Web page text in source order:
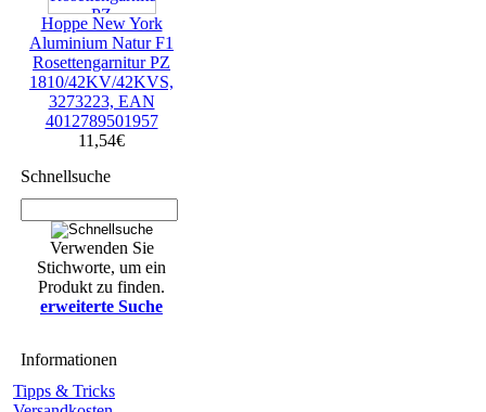
Hoppe New York
Aluminium Natur F1
Rosettengarnitur PZ
1810/42KV/42KVS,
3273223, EAN
4012789501957
11,54€
Schnellsuche
Verwenden Sie
Stichworte, um ein
Produkt zu finden.
erweiterte Suche
Informationen
Tipps & Tricks